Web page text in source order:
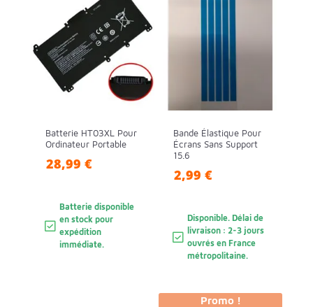
Batterie HT03XL Pour
Ordinateur Portable
28,99 €
Batterie disponible
en stock pour
expédition
immédiate.
Bande Élastique Pour
Écrans Sans Support
15.6
2,99 €
Disponible. Délai de
livraison : 2-3 jours
ouvrés en France
métropolitaine.
Promo !